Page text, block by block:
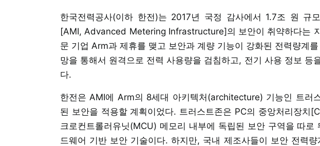
한국전력공사(이하 한전)는 2017년 국정 감사에서 1.7조 원 규
[AMI, Advanced Metering Infrastructure]의 보안이 취약하다는
문 기업 Arm과 제휴를 맺고 보안과 계량 기능이 강화된 전력량계
망을 통해서 원격으로 전력 사용량을 검침하고, 전기 사용 정보 등
다.
한전은 AMI에 Arm의 8세대 아키텍처(architecture) 기능인 트러
된 보안을 적용할 계획이었다. 트러스트존은 PC의 중앙처리장치
크로컨트롤러유닛(MCU) 메모리 내부에 독립된 보안 구역을 따
드웨어 기반 보안 기술이다. 하지만, 국내 제조사들이 보안 전력